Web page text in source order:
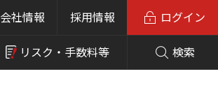
会社情報 採用情報
リスク・ 手数料等 検索
ログイン